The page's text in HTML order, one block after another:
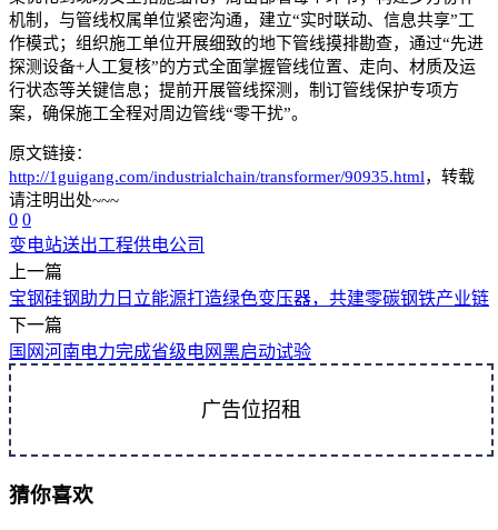
机制，与管线权属单位紧密沟通，建立“实时联动、信息共享”工
作模式；组织施工单位开展细致的地下管线摸排勘查，通过“先进
探测设备+人工复核”的方式全面掌握管线位置、走向、材质及运
行状态等关键信息；提前开展管线探测，制订管线保护专项方
案，确保施工全程对周边管线“零干扰”。
原文链接：
http://1guigang.com/industrialchain/transformer/90935.html，转载
请注明出处~~~
0 0
变电站送出工程供电公司
上一篇
宝钢硅钢助力日立能源打造绿色变压器，共建零碳钢铁产业链
下一篇
国网河南电力完成省级电网黑启动试验
广告位招租
猜你喜欢